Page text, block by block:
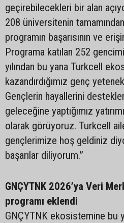
geçirebilecekleri bir alan
208 üniversitenin
programın başarısının ve
Programa katılan 252
yılından bu yana Turkcell
kazandırdığımız genç
Gençlerin hayallerini
geleceğine yaptığımız
olarak görüyoruz. Turkcell
gençlerimize hoş geldiniz
başarılar diliyorum.”
GNÇYTNK 2026’ya Veri
programı eklendi
GNÇYTNK ekosistemine bu